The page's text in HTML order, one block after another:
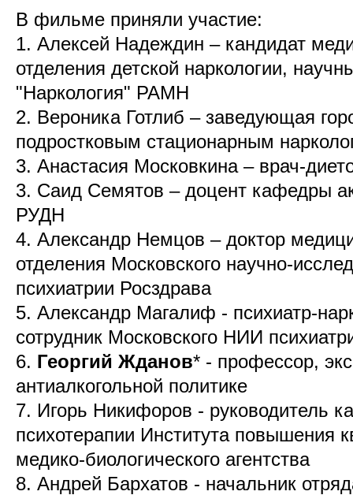
В фильме приняли участие:
1. Алексей Надеждин – кандидат
отделения детской наркологии,
"Наркология" РАМН
2. Вероника Готлиб – заведующая
подростковым стационарным
3. Анастасия Московкина – врач-
3. Саид Семятов – доцент кафедры
РУДН
4. Александр Немцов – доктор
отделения Московского научно-
психиатрии Росздрава
5. Александр Магалиф - психиатр-
сотрудник Московского НИИ
6. Георгий Жданов* - профессор,
антиалкогольной политике
7. Игорь Никифоров - руководитель
психотерапии Института повышения
медико-биологического агентства
8. Андрей Бархатов - начальник